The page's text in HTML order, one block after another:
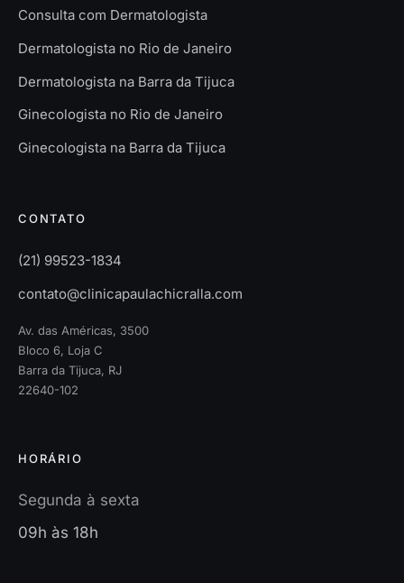
Consulta com Dermatologista
Dermatologista no Rio de Janeiro
Dermatologista na Barra da Tijuca
Ginecologista no Rio de Janeiro
Ginecologista na Barra da Tijuca
CONTATO
(21) 99523-1834
contato@clinicapaulachicralla.com
Av. das Américas, 3500
Bloco 6, Loja C
Barra da Tijuca, RJ
22640-102
HORÁRIO
Segunda à sexta
09h às 18h